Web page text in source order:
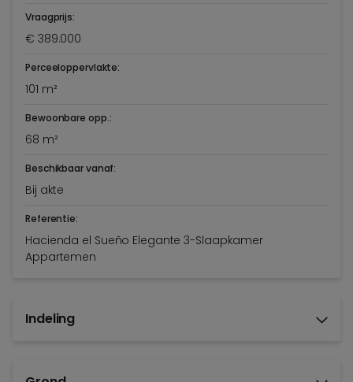
Vraagprijs:
€ 389.000
Perceeloppervlakte:
101 m²
Bewoonbare opp.:
68 m²
Beschikbaar vanaf:
Bij akte
Referentie:
Hacienda el Sueño Elegante 3-Slaapkamer
Appartemen
Indeling